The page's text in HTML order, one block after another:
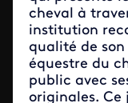
cheval à
institution
qualité de
équestre du
public avec
originales.